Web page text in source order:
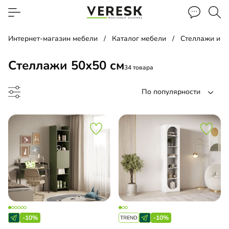
Интернет-магазин мебели Каталог мебели Стеллажи и
Стеллажи 50х50 см34 товара
По популярности
стеллаж
-10% -10%